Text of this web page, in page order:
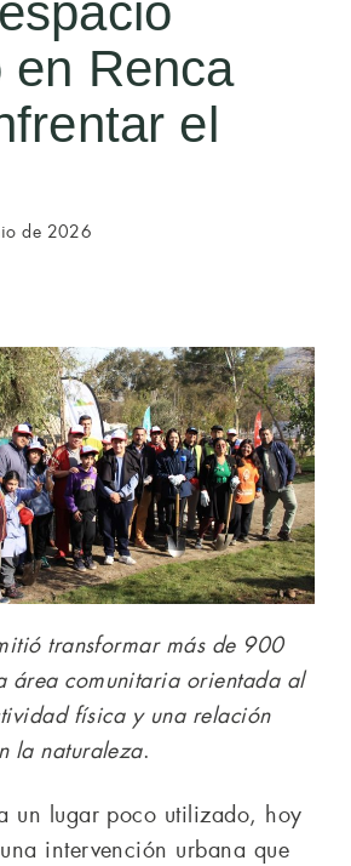
en Renca
el
de 2026
transformar más de 900
área comunitaria orientada al
física y una relación
la naturaleza.
un lugar poco utilizado, hoy
intervención urbana que